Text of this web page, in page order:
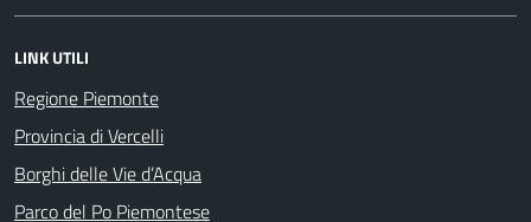
LINK UTILI
Regione Piemonte
Provincia di Vercelli
Borghi delle Vie d’Acqua
Parco del Po Piemontese